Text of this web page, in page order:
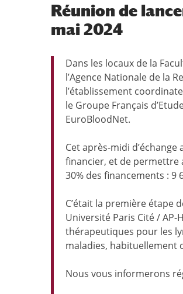
Réunion de
mai 2024
Dans les locaux de la
l’Agence Nationale de la
l’établissement
le Groupe Français
EuroBloodNet.
Cet après-midi
financier, et de permettre
30% des financements : 9
C’était la première étape
Université Paris Cité /
thérapeutiques pour les
maladies, habituellement
Nous vous informerons